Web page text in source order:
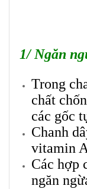
1/ Ngăn
Trong
chất
các gốc
Chanh
vitamin
Các hợp
ngăn